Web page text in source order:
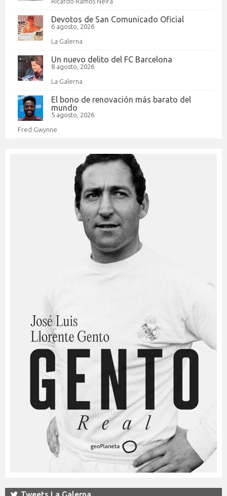
Devotos de San Comunicado Oficial
6 agosto, 2026
La Galerna
Un nuevo delito del FC Barcelona
8 agosto, 2026
La Galerna
El bono de renovación más barato del
mundo
5 agosto, 2026
Fred Gwynne